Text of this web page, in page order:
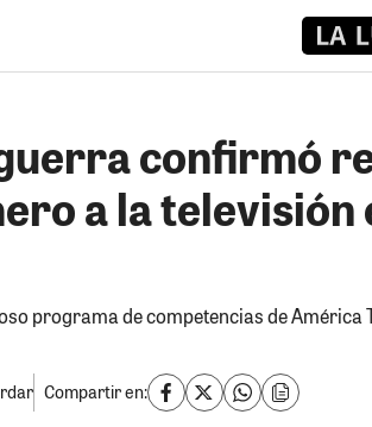
confirmó
a la televisión
programa de competencias de América
Compartir en: